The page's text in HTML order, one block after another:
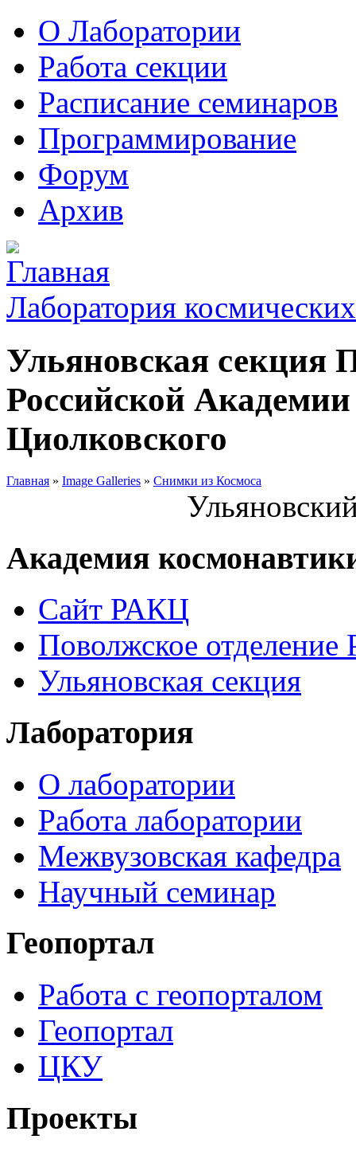
О Лаборатории
Работа секции
Расписание семинаров
Программирование
Форум
Архив
Лаборатория
Ульяновская секция
Российской
Циолковского
Главная » Image Galleries » Снимки из Космоса
Академия
Сайт РАКЦ
Поволжское
Ульяновская секция
Лаборатория
О лаборатории
Работа лаборатории
Межвузовская кафедра
Научный семинар
Геопортал
Работа с геопорталом
Геопортал
ЦКУ
Проекты